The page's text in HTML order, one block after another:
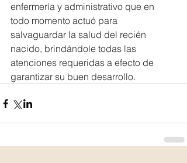
enfermería y administrativo que en
todo momento actuó para
salvaguardar la salud del recién
nacido, brindándole todas las
atenciones requeridas a efecto de
garantizar su buen desarrollo.